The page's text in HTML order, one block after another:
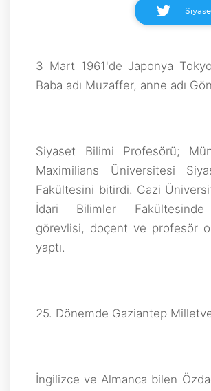
3 Mart 1961'de Japonya
Baba adı Muzaffer, anne adı
Siyaset Bilimi Profesörü;
Maximilians Üniversitesi
Fakültesini bitirdi. Gazi
İdari Bilimler Fakültesinde
görevlisi, doçent ve profesör
yaptı.
25. Dönemde Gaziantep
İngilizce ve Almanca bilen